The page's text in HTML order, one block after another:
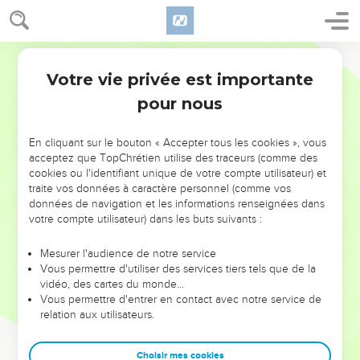
NE MANQUEZ PAS L’ÉVÉNEMENT
DE L’ANNÉE !
ET SI LEURS ERREURS POUVAIENT VOUS ÉVITER LES
VOTRES ?
leur foi ou leur vision. Mais on voit moins les doutes, les erreurs
et les saisons difficiles qu'ils ont traversés, alors même que ce
sont elles qui les ont façonnés.
Dans cette conférence, leaders, entrepreneurs, et responsables
clés pour avancer avec plus de sagesse afin que leurs erreurs
Votre vie privée est importante
pour nous
En cliquant sur le bouton « Accepter tous les cookies », vous
acceptez que TopChrétien utilise des traceurs (comme des
cookies ou l'identifiant unique de votre compte utilisateur) et
traite vos données à caractère personnel (comme vos
données de navigation et les informations renseignées dans
votre compte utilisateur) dans les buts suivants :
Mesurer l'audience de notre service
Vous permettre d'utiliser des services tiers tels que de la
vidéo, des cartes du monde…
Vous permettre d'entrer en contact avec notre service de
relation aux utilisateurs.
Choisir mes cookies